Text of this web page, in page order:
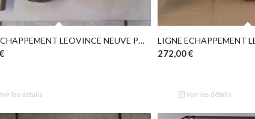
LIGNE ECHAPPEMENT LEOVINCE NEUVE POUR 50 CC BETA
€
les détails
272,00€
Voir les détails